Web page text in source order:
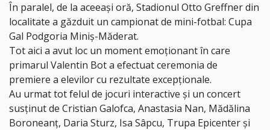
În paralel, de la aceeași oră, Stadionul Otto Greffner din
localitate a găzduit un campionat de mini-fotbal: Cupa
Gal Podgoria Miniș-Măderat.
Tot aici a avut loc un moment emoționant în care
primarul Valentin Bot a efectuat ceremonia de
premiere a elevilor cu rezultate excepționale.
Au urmat tot felul de jocuri interactive și un concert
susținut de Cristian Galofca, Anastasia Nan, Mădălina
Boroneanț, Daria Sturz, Isa Sâpcu, Trupa Epicenter și